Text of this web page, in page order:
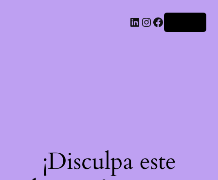
LinkedIn
Instagram
Facebook
¡Disculpa este